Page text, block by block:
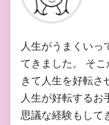
人生がうまくいっ
てきました。 そ
きて人生を好転さ
人生が好転するお
思議な経験もして